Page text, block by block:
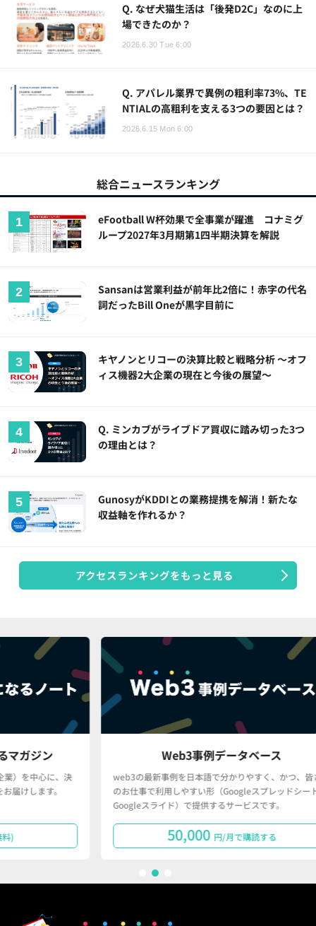
Q. なぜ犬猫生活は「後発D2C」なのに上
場できたのか？
2026.6.30 Tue 6:00
Q. アパレル業界で異例の粗利率73%、TE
NTIALの高粗利を支える3つの要因とは？
2026.6.15 Mon 6:00
総合ニュースランキング
eFootball W杯効果で全事業が躍進 コナミグ
ループ2027年3月期第1四半期決算を解説
Sansanは営業利益が前年比2倍に！赤字の代名
詞だったBill Oneが黒字目前に
キヤノンとリコーの決算比較と戦略分析 ～オフ
ィス機器2大企業の現在と今後の展望～
Q. ミンカブがライブドア買収に踏み切った3つ
の理由とは？
GunosyがKDDIとの業務提携を解消！新たな
収益軸を作れるか？
アクセスランキングをもっと見る
決
。
Web3事例データベース
web3の最新事例を日本語で分かりやすく、かつ、皆さん
のお仕事で利用しやすい形（Googleスプレッドシート・
Googleスライド）で提供するサービスです。
円/月で購読する